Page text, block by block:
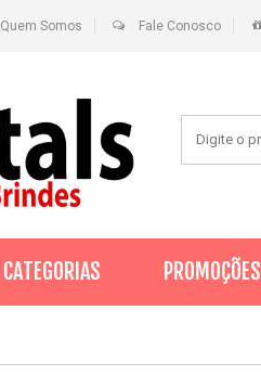
Quem Somos Fale Conosco
CATEGORIAS PROMOÇÕES